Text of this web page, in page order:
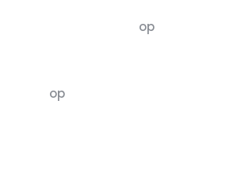
op
op